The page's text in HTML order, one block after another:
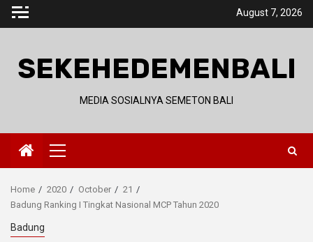
Skip
August 7, 2026
SEKEHEDEMENBALI
MEDIA SOSIALNYA SEMETON BALI
Primary
Menu
Home 2020 October
21
Badung Ranking I Tingkat Nasional MCP Tahun 2020
Badung